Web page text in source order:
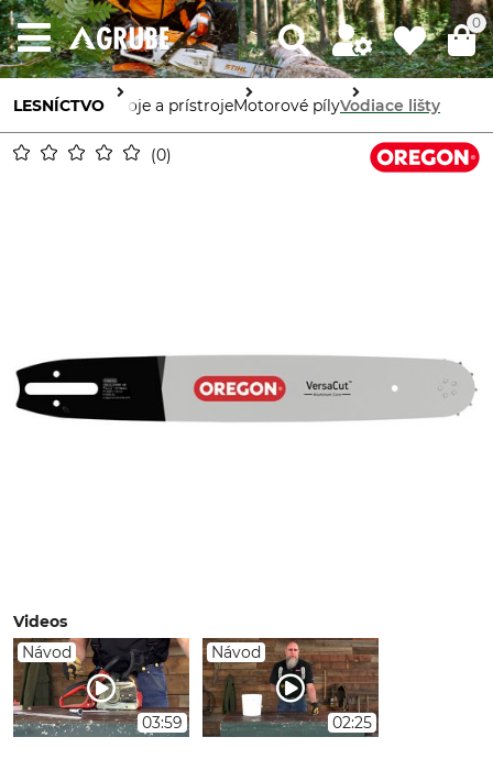
0
LESNÍCTVO Stroje a prístrojeMotorové pílyVodiace lišty
0
Videos
Návod
03:59
Návod
02:25